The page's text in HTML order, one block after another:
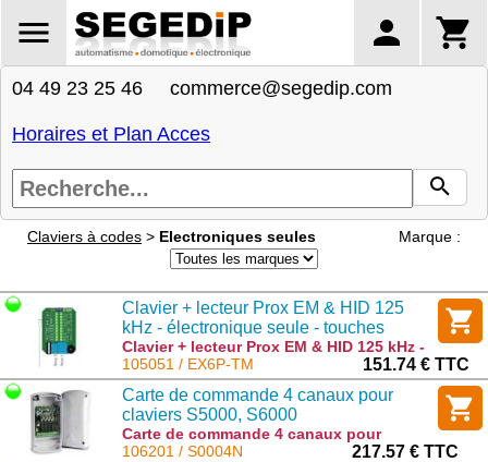
04 49 23 25 46 commerce@segedip.com
Horaires et Plan Acces
Claviers à codes > Electroniques seules Marque :
Clavier + lecteur Prox EM & HID 125
kHz - électronique seule - touches
métalliques rétroéclairées - 2 relais -
bus RS-485 - 1000 codes/badges
Clavier + lecteur Prox EM & HID 125 kHz -
électronique seule - touches métalliques
rétroéclairées - 2 relais - bus RS-485 -
1000 codes/badges : EX6P-TM
105051 / EX6P-TM
151.74 € TTC
Carte de commande 4 canaux pour
claviers S5000, S6000
Carte de commande 4 canaux pour
claviers S5000, S6000 : S0004N
106201 / S0004N
217.57 € TTC